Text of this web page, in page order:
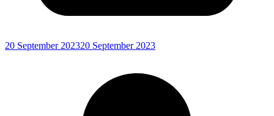
20 September 202320 September 2023